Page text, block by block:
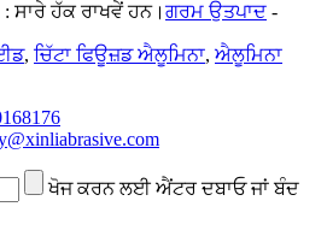
: ਸਾਰੇ ਹੱਕ ਰਾਖਵੇਂ ਹਨ। ਗਰਮ ਉਤਪਾਦ -
, ਚਿੱਟਾ ਫਿਊਜ਼ਡ ਐਲੂਮਿਨਾ, ਐਲੂਮਿਨਾ
ਖੋਜ ਕਰਨ ਲਈ ਐਂਟਰ ਦਬਾਓ ਜਾਂ ਬੰਦ